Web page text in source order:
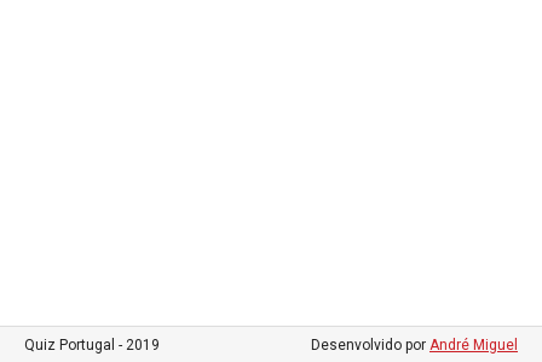
Desenvolvido por André Miguel
Quiz Portugal - 2019